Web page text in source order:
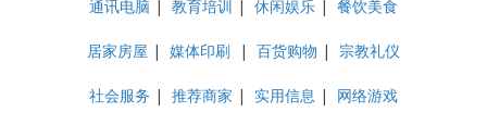
通讯电脑 | 教育培训 | 休闲娱乐 | 餐饮美食
居家房屋 | 媒体印刷 | 百货购物 | 宗教礼仪
社会服务 | 推荐商家 | 实用信息 | 网络游戏